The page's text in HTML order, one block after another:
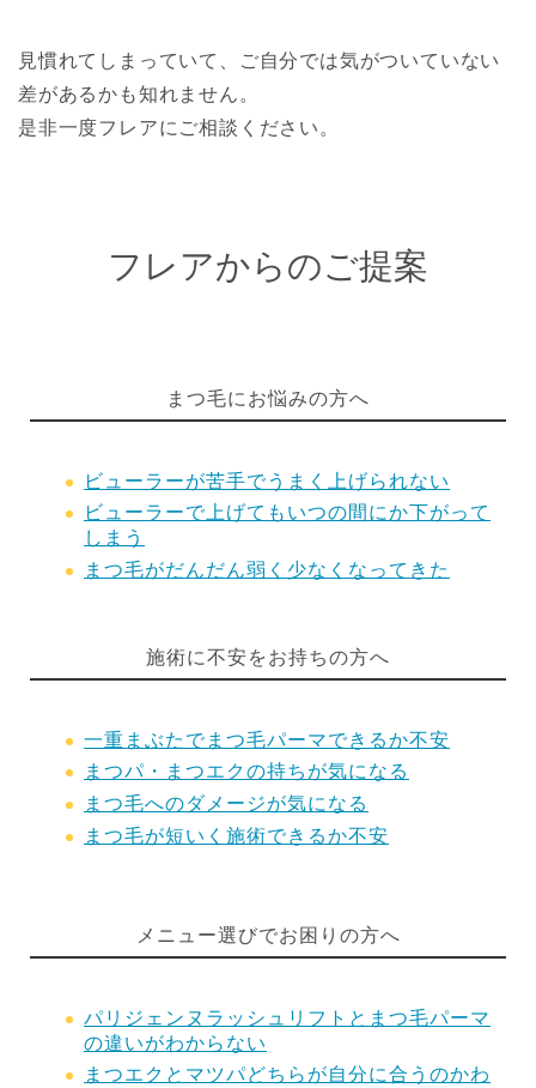
見慣れてしまっていて、ご自分では気がついていない
差があるかも知れません。
是非一度フレアにご相談ください。
フレアからのご提案
まつ毛にお悩みの方へ
ビューラーが苦手でうまく上げられない
ビューラーで上げてもいつの間にか下がって
しまう
まつ毛がだんだん弱く少なくなってきた
施術に不安をお持ちの方へ
一重まぶたでまつ毛パーマできるか不安
まつパ・まつエクの持ちが気になる
まつ毛へのダメージが気になる
まつ毛が短いく施術できるか不安
メニュー選びでお困りの方へ
パリジェンヌラッシュリフトとまつ毛パーマ
の違いがわからない
まつエクとマツパどちらが自分に合うのかわ